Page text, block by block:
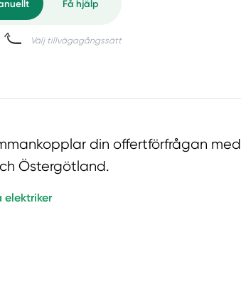
din offertförfrågan med
Östergötland.
elektriker